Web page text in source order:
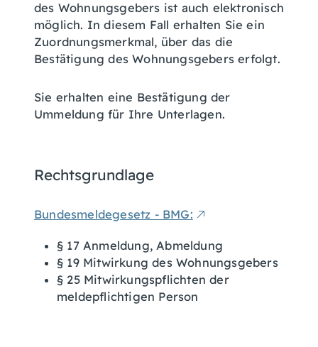
des Wohnungsgebers ist auch elektronisch
möglich. In diesem Fall erhalten Sie ein
Zuordnungsmerkmal, über das die
Bestätigung des Wohnungsgebers erfolgt.
Sie erhalten eine Bestätigung der
Ummeldung für Ihre Unterlagen.
Rechtsgrundlage
Bundesmeldegesetz - BMG:
§ 17 Anmeldung, Abmeldung
§ 19 Mitwirkung des Wohnungsgebers
§ 25 Mitwirkungspflichten der
meldepflichtigen Person